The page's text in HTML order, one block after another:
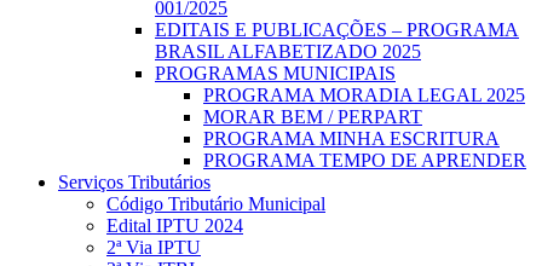
001/2025
EDITAIS E PUBLICAÇÕES – PROGRAMA
BRASIL ALFABETIZADO 2025
PROGRAMAS MUNICIPAIS
PROGRAMA MORADIA LEGAL 2025
MORAR BEM / PERPART
PROGRAMA MINHA ESCRITURA
PROGRAMA TEMPO DE APRENDER
Serviços Tributários
Código Tributário Municipal
Edital IPTU 2024
2ª Via IPTU